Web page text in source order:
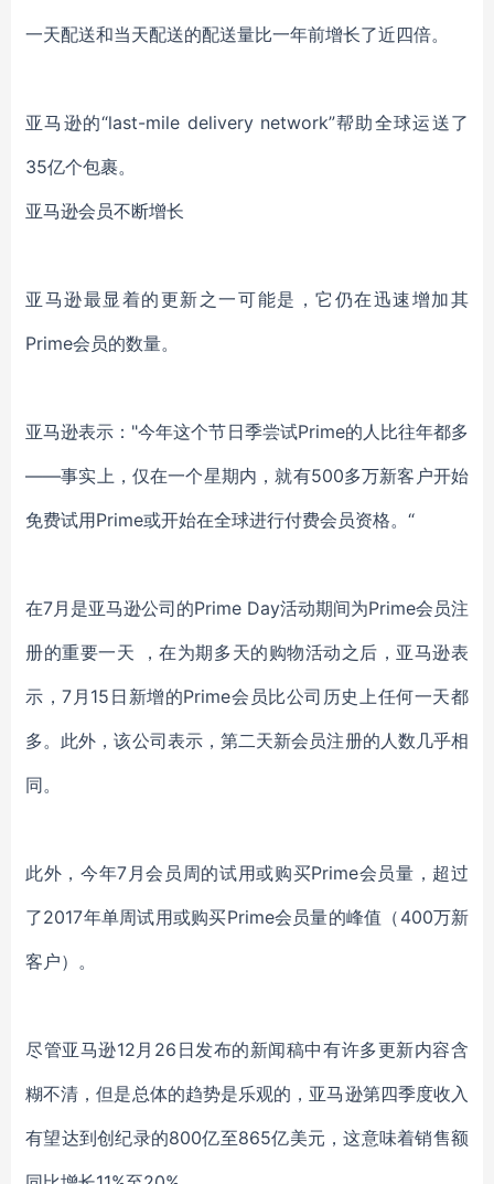
一天配送和当天配送的配送量比一年前增长了近四倍。
亚马逊的“last-mile delivery network”帮助全球运送了
35亿个包裹。
亚马逊会员不断增长
亚马逊最显着的更新之一可能是，它仍在迅速增加其
Prime会员的数量。
亚马逊表示："今年这个节日季尝试Prime的人比往年都多
——事实上，仅在一个星期内，就有500多万新客户开始
免费试用Prime或开始在全球进行付费会员资格。“
在7月是亚马逊公司的Prime Day活动期间为Prime会员注
册的重要一天 ，在为期多天的购物活动之后，亚马逊表
示，7月15日新增的Prime会员比公司历史上任何一天都
多。此外，该公司表示，第二天新会员注册的人数几乎相
同。
此外，今年7月会员周的试用或购买Prime会员量，超过
了2017年单周试用或购买Prime会员量的峰值（400万新
客户）。
尽管亚马逊12月26日发布的新闻稿中有许多更新内容含
糊不清，但是总体的趋势是乐观的，亚马逊第四季度收入
有望达到创纪录的800亿至865亿美元，这意味着销售额